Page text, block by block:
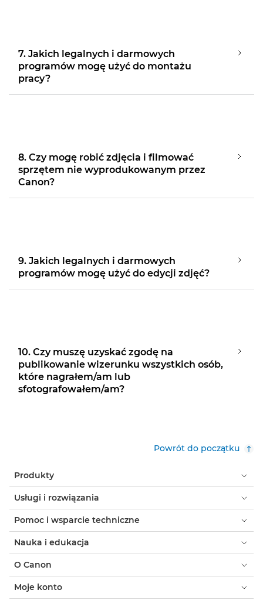
7. Jakich legalnych i darmowych
programów mogę użyć do montażu
pracy?
8. Czy mogę robić zdjęcia i filmować
sprzętem nie wyprodukowanym przez
Canon?
9. Jakich legalnych i darmowych
programów mogę użyć do edycji zdjęć?
10. Czy muszę uzyskać zgodę na
publikowanie wizerunku wszystkich osób,
które nagrałem/am lub
sfotografowałem/am?
Powrót do początku
Produkty
Usługi i rozwiązania
Pomoc i wsparcie techniczne
Nauka i edukacja
O Canon
Moje konto